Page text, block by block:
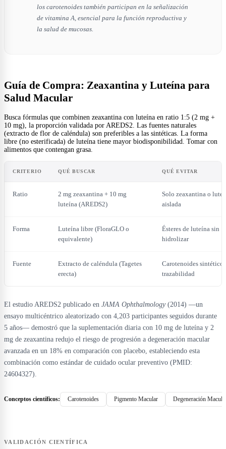
los carotenoides también participan en la señalización
de vitamina A, esencial para la función reproductiva y
la salud de mucosas.
Guía de Compra: Zeaxantina y Luteína para
Salud Macular
Busca fórmulas que combinen zeaxantina con luteína en ratio 1:5 (2 mg +
10 mg), la proporción validada por AREDS2. Las fuentes naturales
(extracto de flor de caléndula) son preferibles a las sintéticas. La forma
libre (no esterificada) de luteína tiene mayor biodisponibilidad. Tomar con
alimentos que contengan grasa.
CRITERIO QUÉ BUSCAR QUÉ EVITAR
Ratio
2 mg zeaxantina + 10 mg
luteína (AREDS2)
Solo zeaxantina o
aislada
Forma
Luteína libre (FloraGLO o
equivalente)
Ésteres de luteína sin
hidrolizar
Fuente
Extracto de caléndula (Tagetes
erecta)
Carotenoides
trazabilidad
El estudio AREDS2 publicado en JAMA Ophthalmology(2014) —un
ensayo multicéntrico aleatorizado con 4,203 participantes seguidos durante
5 años— demostró que la suplementación diaria con 10 mg de luteína y 2
mg de zeaxantina redujo el riesgo de progresión a degeneración macular
avanzada en un 18% en comparación con placebo, estableciendo esta
combinación como estándar de cuidado ocular preventivo (PMID:
24604327).
Conceptos científicos: Carotenoides Pigmento Macular Degeneración
VALIDACIÓN CIENTÍFICA